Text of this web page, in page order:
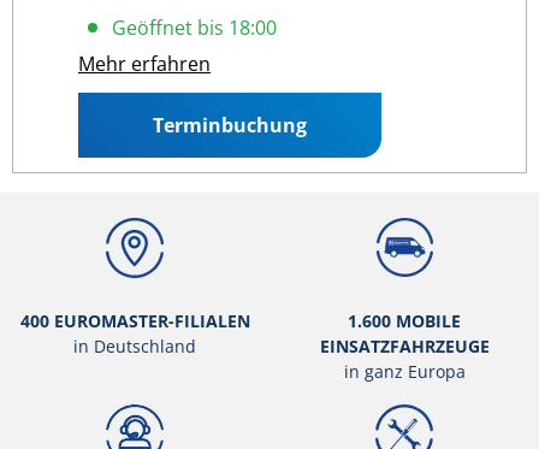
Mo - Fr: 07:30 18:00
Sa : 07:30 13:00
Geöffnet bis 18:00
Mehr erfahren
Terminbuchung
400 EUROMASTER-FILIALEN
in Deutschland
1.600 MOBILE
EINSATZFAHRZEUGE
in ganz Europa